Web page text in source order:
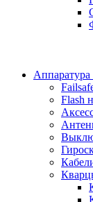
Аппаратура
Flash